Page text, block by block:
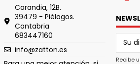
Carandia, 12B.
39479 - Piélagos.
Cantabria
683447160
info@zatton.es
Recibe